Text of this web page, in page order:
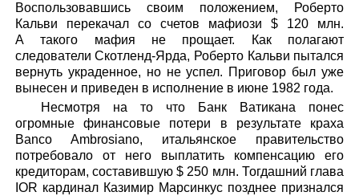
Воспользовавшись своим положением, Роберто
Кальви перекачал со счетов мафиози $ 120 млн.
А такого мафия не прощает. Как полагают
следователи Скотленд-Ярда, Роберто Кальви пытался
вернуть украденное, но не успел. Приговор был уже
вынесен и приведен в исполнение в июне 1982 года.
Несмотря на то что Банк Ватикана понес
огромные финансовые потери в результате краха
Banco Ambrosiano, итальянское правительство
потребовало от него выплатить компенсацию его
кредиторам, составившую $ 250 млн. Тогдашний глава
IOR кардинал Казимир Марсинкус позднее признался